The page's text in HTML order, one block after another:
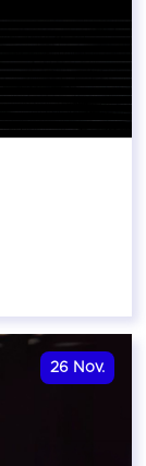
26 Nov.